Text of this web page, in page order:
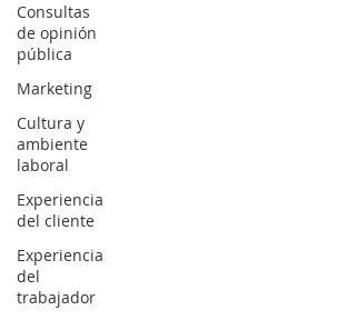
Consultas
de opinión
pública
Marketing
Cultura y
ambiente
laboral
Experiencia
del cliente
Experiencia
del
trabajador